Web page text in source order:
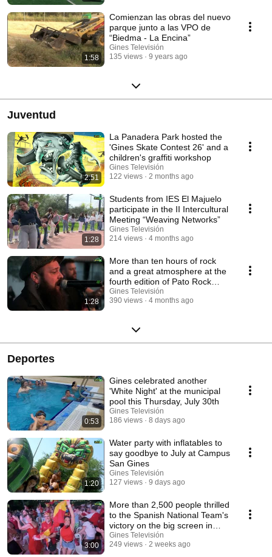
1:58
Comienzan las obras del nuevo
parque junto a las VPO de
“Biedma - La Encina”
Gines Televisión
135 views
9 years ago
Juventud
2:51
La Panadera Park hosted the
'Gines Skate Contest 26' and a
children's graffiti workshop
Gines Televisión
122 views
2 months ago
1:28
Students from IES El Majuelo
participate in the II Intercultural
Meeting “Weaving Networks”
Gines Televisión
214 views
4 months ago
1:28
More than ten hours of rock
and a great atmosphere at the
fourth edition of Pato Rock
2026 in Gines
Gines Televisión
390 views
4 months ago
Deportes
0:53
Gines celebrated another
'White Night' at the municipal
pool this Thursday, July 30th
Gines Televisión
186 views
8 days ago
1:20
Water party with inflatables to
say goodbye to July at Campus
San Gines
Gines Televisión
127 views
9 days ago
3:00
More than 2,500 people thrilled
to the Spanish National Team's
victory on the big screen in
Gines
Gines Televisión
249 views
2 weeks ago